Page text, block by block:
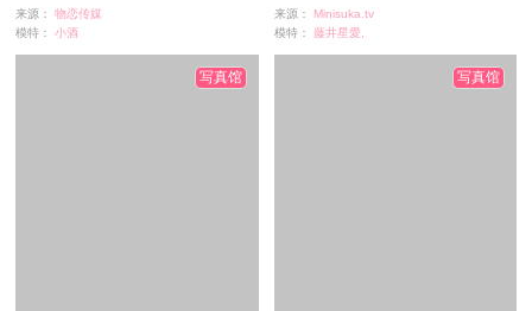
来源：
物恋传媒
模特：
小酒
浏览：11
来源：
Minisuka.tv
模特：
藤井星愛,
浏览：58
写真馆 写真馆